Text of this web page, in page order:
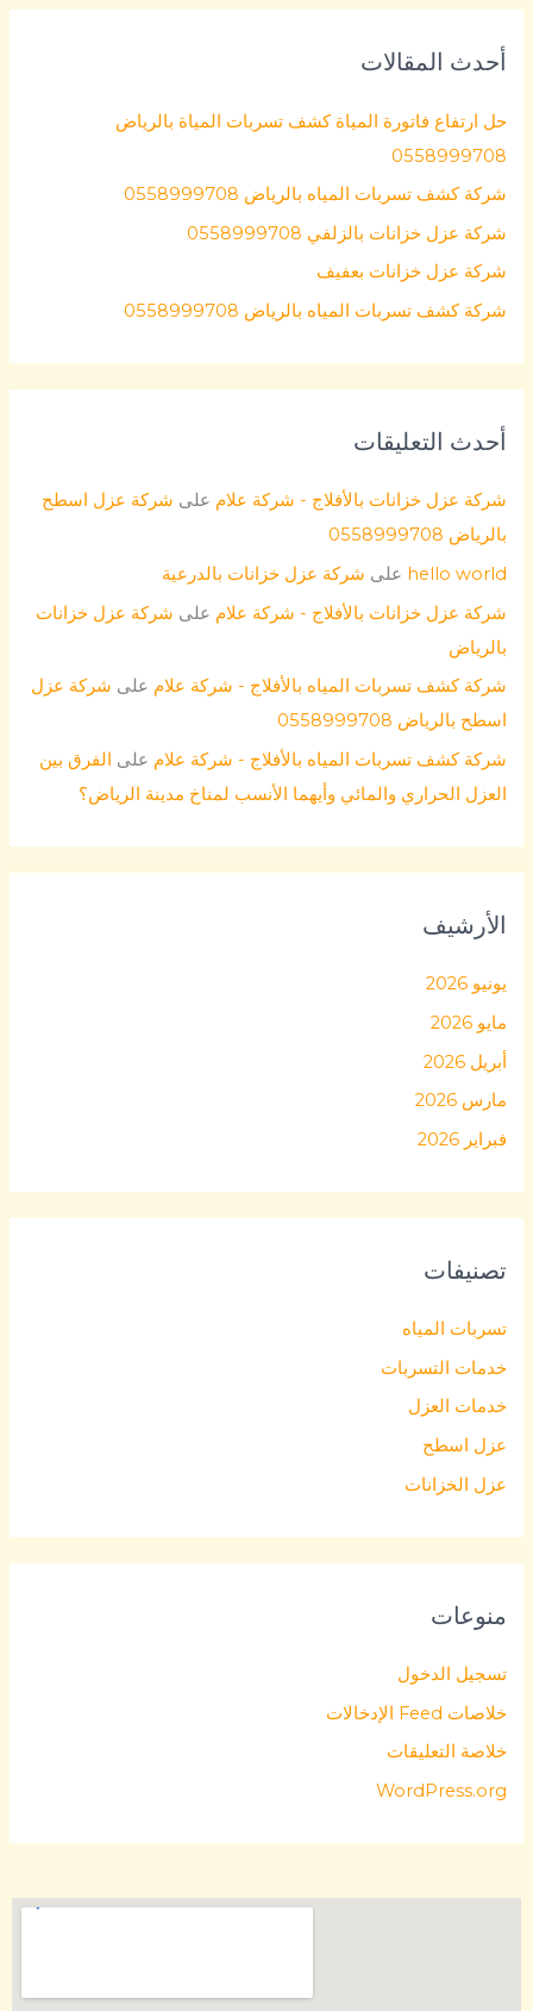
ث
ن
:
أحدث المقالات
حل ارتفاع فاتورة المياة كشف تسربات المياة بالرياض
0558999708
شركة كشف تسربات المياه بالرياض 0558999708
شركة عزل خزانات بالزلفي 0558999708
شركة عزل خزانات بعفيف
شركة كشف تسربات المياه بالرياض 0558999708
أحدث التعليقات
شركة عزل خزانات بالأفلاج - شركة علام على شركة عزل اسطح
بالرياض 0558999708
hello world على شركة عزل خزانات بالدرعية
شركة عزل خزانات بالأفلاج - شركة علام على شركة عزل خزانات
بالرياض
شركة كشف تسربات المياه بالأفلاج - شركة علام على شركة عزل
اسطح بالرياض 0558999708
شركة كشف تسربات المياه بالأفلاج - شركة علام على الفرق بين
العزل الحراري والمائي وأيهما الأنسب لمناخ مدينة الرياض؟
الأرشيف
يونيو 2026
مايو 2026
أبريل 2026
مارس 2026
فبراير 2026
تصنيفات
تسربات المياه
خدمات التسربات
خدمات العزل
عزل اسطح
عزل الخزانات
منوعات
تسجيل الدخول
خلاصات Feed الإدخالات
خلاصة التعليقات
WordPress.org